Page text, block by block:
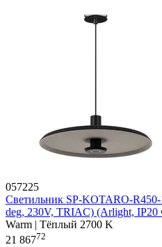
057225
Светильник SP-KOTARO-
deg, 230V, TRIAC) (Arlight, IP20
Warm | Тёплый 2700 K
21 86772